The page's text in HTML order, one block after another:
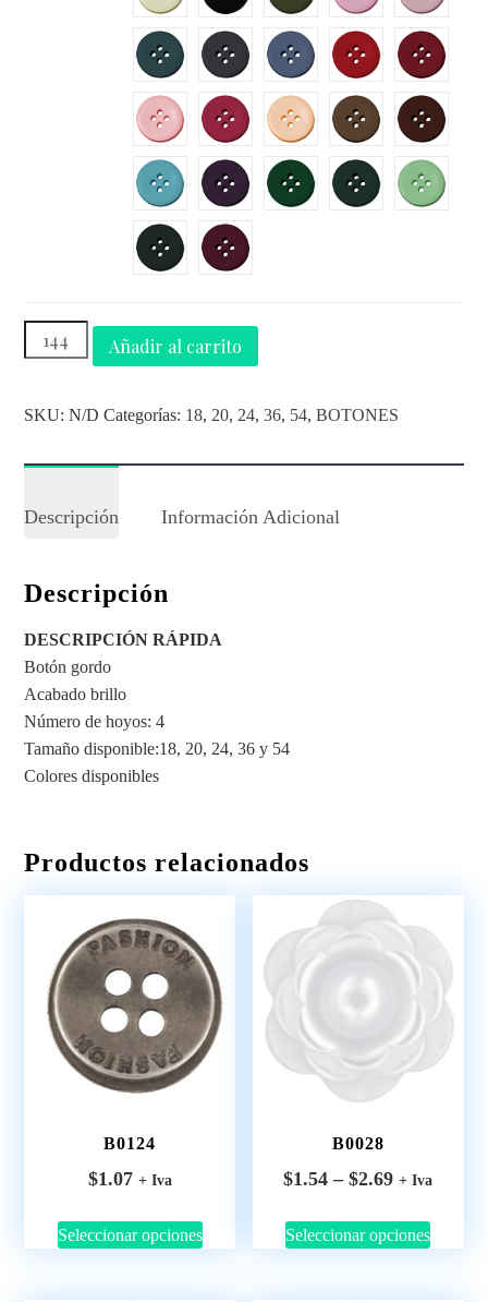
Añadir al carrito
SKU:N/D Categorías: 18, 20, 24,36, 54,BOTONES
Descripción Información Adicional
Descripción
DESCRIPCIÓN RÁPIDA
Botón gordo
Acabado brillo
Número de hoyos: 4
Tamaño disponible:18, 20, 24, 36 y 54
Colores disponibles
Productos relacionados
B0124
$1.07 + Iva
Seleccionar opciones
B0028
$1.54 – $2.69 + Iva
Seleccionar opciones